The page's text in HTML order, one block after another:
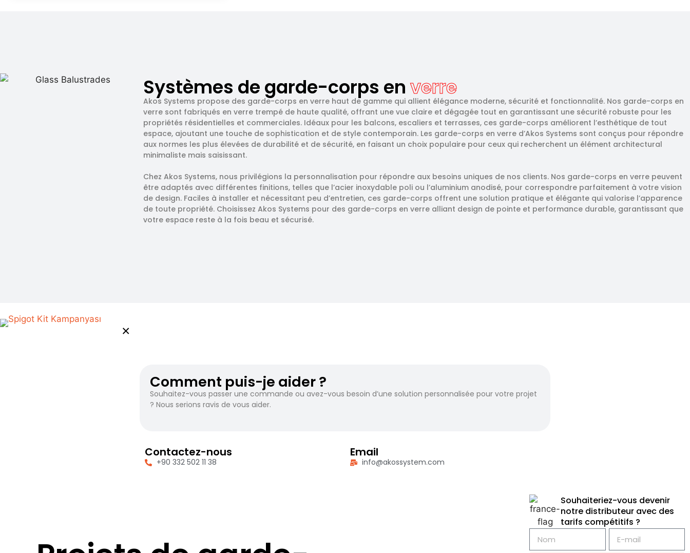
Systèmes de garde-corps enverre
Akos Systems propose des garde-corps en verre haut de gamme qui allient élégance moderne, sécurité et fonctionnalité. Nos garde-corps en
verre sont fabriqués en verre trempé de haute qualité, offrant une vue claire et dégagée tout en garantissant une sécurité robuste pour les
propriétés résidentielles et commerciales. Idéaux pour les balcons, escaliers et terrasses, ces garde-corps améliorent l’esthétique de tout
espace, ajoutant une touche de sophistication et de style contemporain. Les garde-corps en verre d’Akos Systems sont conçus pour répondre
aux normes les plus élevées de durabilité et de sécurité, en faisant un choix populaire pour ceux qui recherchent un élément architectural
minimaliste mais saisissant.
Chez Akos Systems, nous privilégions la personnalisation pour répondre aux besoins uniques de nos clients. Nos garde-corps en verre peuvent
être adaptés avec différentes finitions, telles que l’acier inoxydable poli ou l’aluminium anodisé, pour correspondre parfaitement à votre vision
de design. Faciles à installer et nécessitant peu d’entretien, ces garde-corps offrent une solution pratique et élégante qui valorise l’apparence
de toute propriété. Choisissez Akos Systems pour des garde-corps en verre alliant design de pointe et performance durable, garantissant que
votre espace reste à la fois beau et sécurisé.
Comment puis-je aider ?
Souhaitez-vous passer une commande ou avez-vous besoin d’une solution personnalisée pour votre projet
? Nous serions ravis de vous aider.
Contactez-nous
+90 332 502 11 38
Email
info@akossystem.com
Souhaiteriez-vous devenir
notre distributeur avec des
tarifs compétitifs ?
×